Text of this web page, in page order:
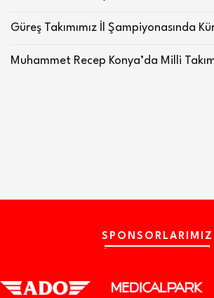
Güreş Takımımız İl Şampiyonasında
Muhammet Recep Konya’da Milli
SPONSORLARIMIZ